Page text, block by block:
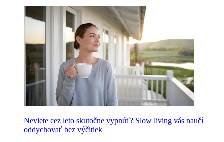
Neviete cez leto skutočne vypnúť? Slow living vás naučí
oddychovať bez výčitiek